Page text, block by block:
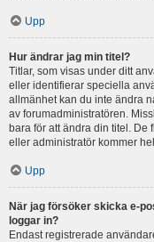
Upp
Hur ändrar jag min titel?
Titlar, som visas under ditt
eller identifierar speciella
allmänhet kan du inte ändra
av forumadministratören.
bara för att ändra din titel. De
eller administratör kommer
Upp
När jag försöker skicka e-
loggar in?
Endast registrerade